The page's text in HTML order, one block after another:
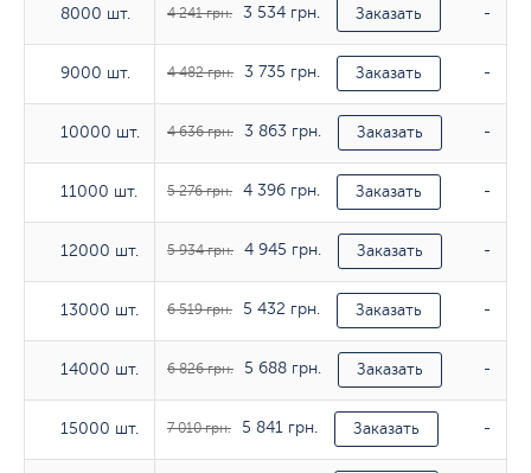
8000 шт.
9000 шт.
10000 шт.
11000 шт.
12000 шт.
13000 шт.
14000 шт.
15000 шт.
8000 шт. 4 241 грн. 3 534 грн. Заказать -
9000 шт. 4 482 грн. 3 735 грн. Заказать -
10000 шт. 4 636 грн. 3 863 грн. Заказать -
11000 шт. 5 276 грн. 4 396 грн. Заказать -
12000 шт. 5 934 грн. 4 945 грн. Заказать -
13000 шт. 6 519 грн. 5 432 грн. Заказать -
14000 шт. 6 826 грн. 5 688 грн. Заказать -
15000 шт. 7 010 грн. 5 841 грн. Заказать -